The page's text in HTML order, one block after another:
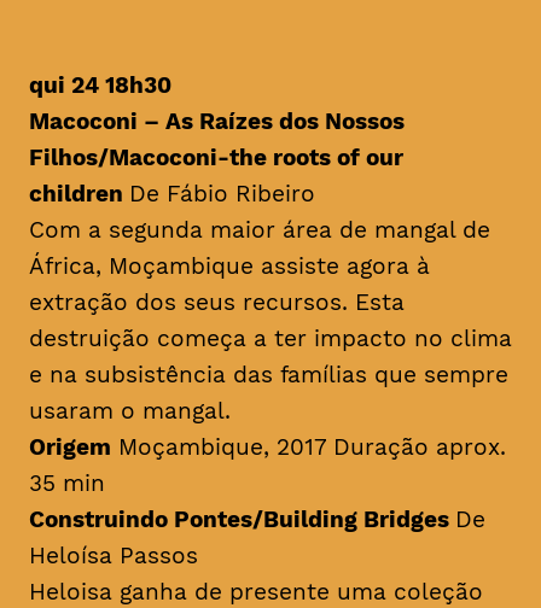
qui 24 18h30
Macoconi – As Raízes dos Nossos
Filhos/Macoconi-the roots of our
children De Fábio Ribeiro
Com a segunda maior área de mangal de
África, Moçambique assiste agora à
extração dos seus recursos. Esta
destruição começa a ter impacto no clima
e na subsistência das famílias que sempre
usaram o mangal.
Origem Moçambique, 2017 Duração aprox.
35 min
Construindo Pontes/Building Bridges De
Heloísa Passos
Heloisa ganha de presente uma coleção